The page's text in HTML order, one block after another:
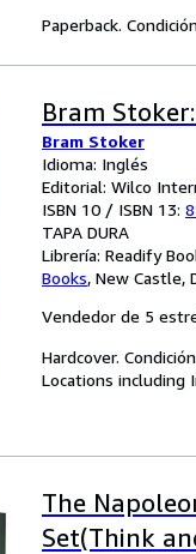
Paperback.
Bram
Bram Stoker
Idioma: Inglés
Editorial: Wilco
ISBN 10 / ISBN 13:
TAPA DURA
Librería: Readify
Books, New Castle,
Vendedor de 5
Hardcover.
Locations including
The
Set(Think